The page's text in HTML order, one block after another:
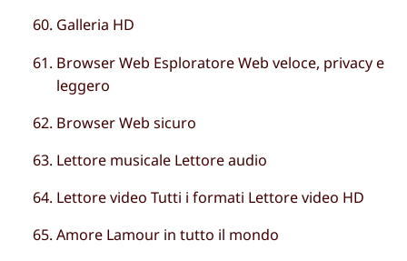
Galleria HD
Browser Web Esploratore Web veloce, privacy e
leggero
Browser Web sicuro
Lettore musicale Lettore audio
Lettore video Tutti i formati Lettore video HD
Amore Lamour in tutto il mondo